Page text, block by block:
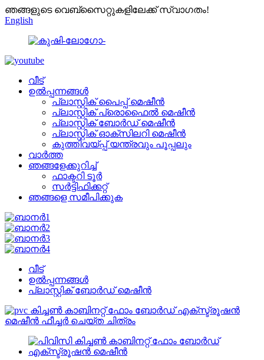
ഞങ്ങളുടെ വെബ്സൈറ്റുകളിലേക്ക് സ്വാഗതം!
English
വീട്
ഉൽപ്പന്നങ്ങൾ
പ്ലാസ്റ്റിക് പൈപ്പ് മെഷീൻ
പ്ലാസ്റ്റിക് പ്രൊഫൈൽ മെഷീൻ
പ്ലാസ്റ്റിക് ബോർഡ് മെഷീൻ
പ്ലാസ്റ്റിക് ഓക്സിലറി മെഷീൻ
കുത്തിവയ്പ്പ് യന്ത്രവും പൂപ്പലും
വാർത്ത
ഞങ്ങളേക്കുറിച്ച്
ഫാക്ടറി ടൂർ
സർട്ടിഫിക്കറ്റ്
ഞങ്ങളെ സമീപിക്കുക
വീട്
ഉൽപ്പന്നങ്ങൾ
പ്ലാസ്റ്റിക് ബോർഡ് മെഷീൻ